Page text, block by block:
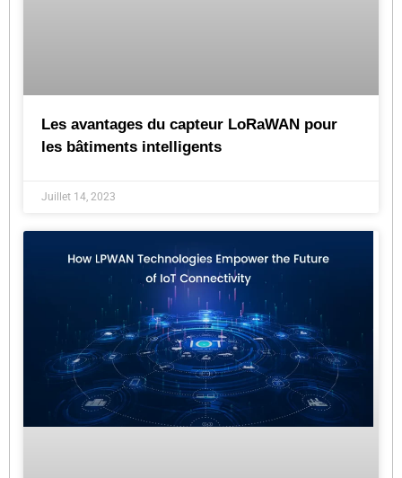
Les avantages du capteur LoRaWAN pour
les bâtiments intelligents
Juillet 14, 2023